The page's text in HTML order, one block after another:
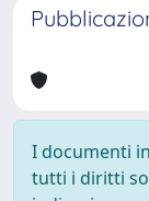
I documenti
tutti i diritti